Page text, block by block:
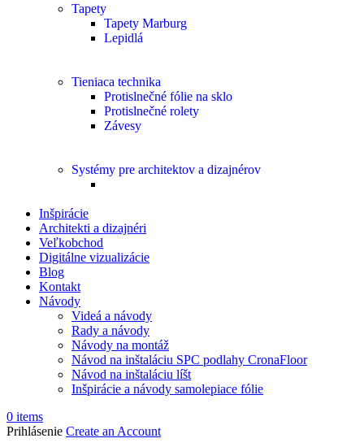
Tapety
Tapety Marburg
Lepidlá
Tieniaca technika
Protislnečné fólie na sklo
Protislnečné rolety
Závesy
Systémy pre architektov a dizajnérov
Inšpirácie
Architekti a dizajnéri
Veľkobchod
Digitálne vizualizácie
Blog
Kontakt
Návody
Videá a návody
Rady a návody
Návody na montáž
Návod na inštaláciu SPC podlahy CronaFloor
Návod na inštaláciu líšt
Inšpirácie a návody samolepiace fólie
0 items
Prihlásenie Create an Account